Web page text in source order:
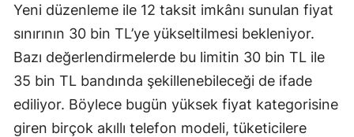
Yeni düzenleme ile 12 taksit imkânı sunulan fiyat
sınırının 30 bin TL’ye yükseltilmesi bekleniyor.
Bazı değerlendirmelerde bu limitin 30 bin TL ile
35 bin TL bandında şekillenebileceği de ifade
ediliyor. Böylece bugün yüksek fiyat kategorisine
giren birçok akıllı telefon modeli, tüketicilere